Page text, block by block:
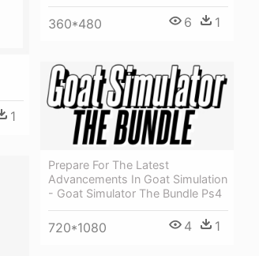
360*480 6 1
1
Prepare For The Latest
Advancements In Goat Simulation
- Goat Simulator The Bundle Ps4
720*1080 4 1